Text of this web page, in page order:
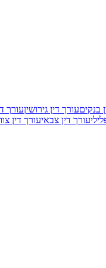
בנקיםעורך דין גירושיןעורך
עורך דין צבאיעורך דין